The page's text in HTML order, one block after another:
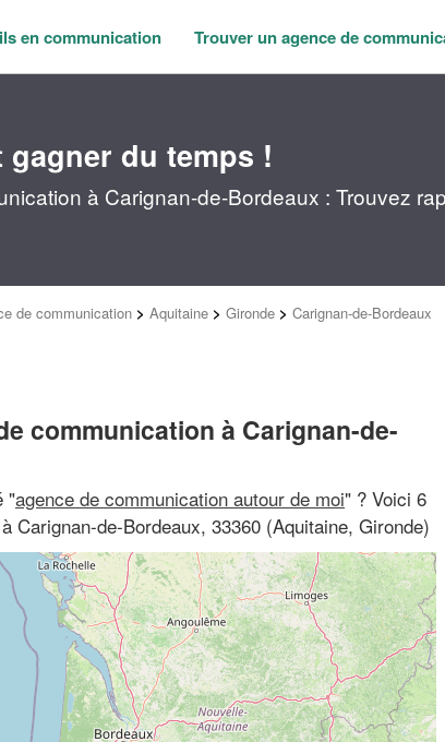
en communication Trouver un agence de
gagner du temps !
à Carignan-de-Bordeaux : Trouvez
de communication > Aquitaine > Gironde > Carignan-de-Bordeaux
communication à Carignan-de-
"agence de communication autour de moi" ? Voici 6
Carignan-de-Bordeaux, 33360 (Aquitaine, Gironde)